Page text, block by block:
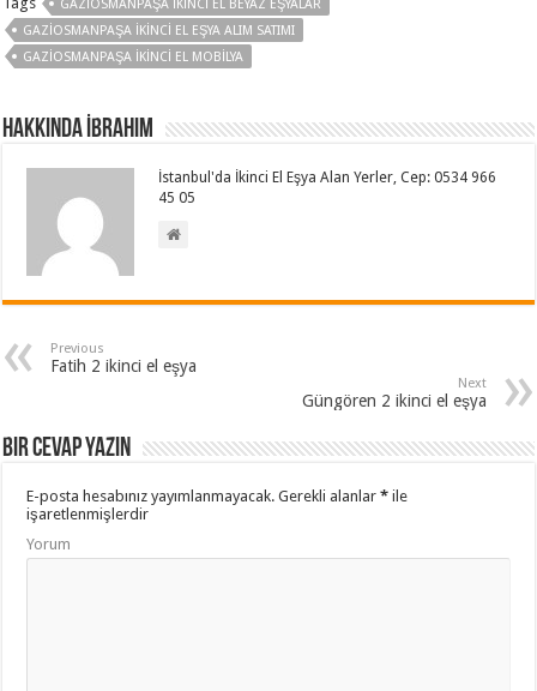
GAZIOSMANPAŞA İKINCI EL BEYAZ EŞYALAR
GAZIOSMANPAŞA İKINCI EL EŞYA ALIM SATIMI
GAZIOSMANPAŞA İKINCI EL MOBILYA
Hakkında İbrahim
İstanbul'da İkinci El Eşya Alan Yerler, Cep: 0534 966
45 05
Previous
Fatih 2 ikinci el eşya
Next
Güngören 2 ikinci el eşya
Bir cevap yazın
E-posta hesabınız yayımlanmayacak. Gerekli alanlar* ile
işaretlenmişlerdir
Yorum